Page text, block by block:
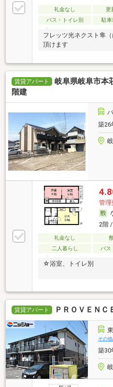
礼金なし 更
バス・トイレ別
駐
フレッツ光ネクスト隼
頂けます
賃貸アパート
岐阜県岐阜市本
階建
築26
管理
2階
礼金なし
二人暮らし
バス
☆浴室、トイレ別
賃貸アパート ＰＲＯＶＥＮＣ
その
築30